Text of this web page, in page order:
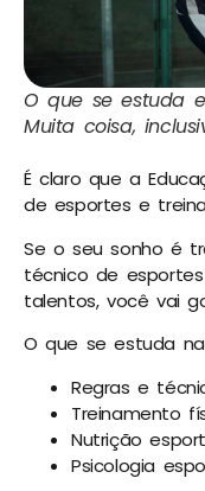
O que se estuda
Muita coisa,
É claro que a
de esportes e
Se o seu sonho é
técnico de
talentos, você vai
O que se estuda
Regras e
Treinamento
Nutrição
Psicologia